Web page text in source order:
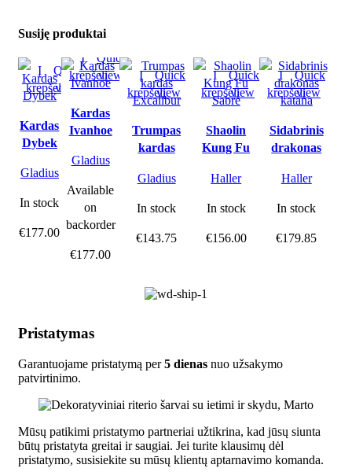
Susiję produktai
Į
krepšelį
Quick
view
Kardas
Dybek
Gladius
In stock
€177.00
Į
krepšelį
Quick
view
Kardas
Ivanhoe
Gladius
Available
on
backorder
€177.00
Į
krepšelį
Quick
view
Trumpas
kardas
Gladius
In stock
€143.75
Į
krepšelį
Quick
view
Shaolin
Kung Fu
Haller
In stock
€156.00
Į
krepšelį
Quick
view
Sidabrinis
drakonas
Haller
In stock
€179.85
Pristatymas
Garantuojame pristatymą per5 dienas nuo užsakymo
patvirtinimo.
Mūsų patikimi pristatymo partneriai užtikrina, kad jūsų siunta
būtų pristatyta greitai ir saugiai. Jei turite klausimų dėl
pristatymo, susisiekite su mūsų klientų aptarnavimo komanda.